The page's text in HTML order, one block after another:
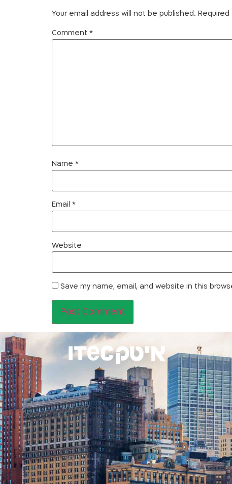
Your email address will not be published.
Comment *
Name *
Email *
Website
Save my name, email, and website in this